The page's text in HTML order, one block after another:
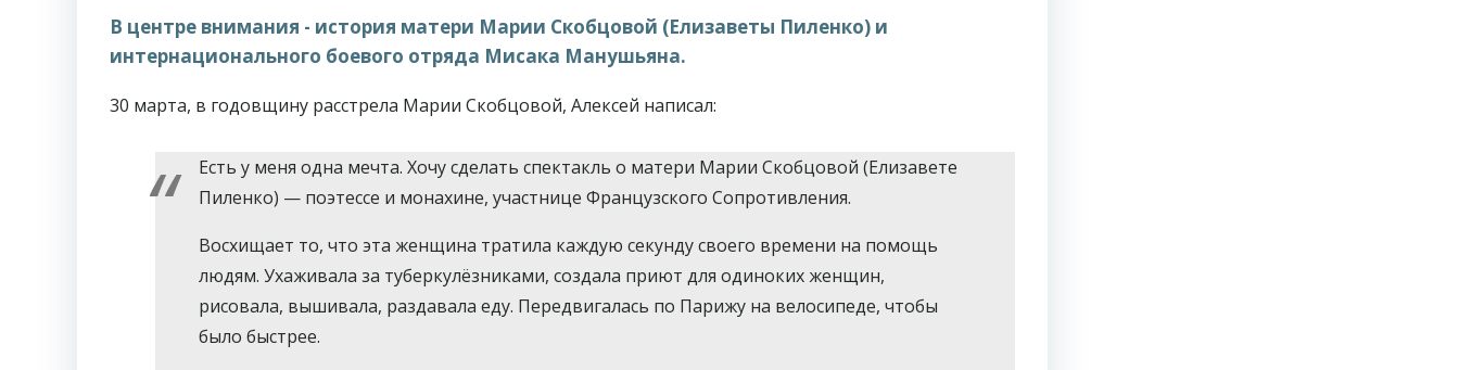
В центре внимания - история матери Марии Скобцовой (Елизаветы Пиленко) и
интернационального боевого отряда Мисака Манушьяна.
30 марта, в годовщину расстрела Марии Скобцовой, Алексей написал:
Есть у меня одна мечта. Хочу сделать спектакль о матери Марии Скобцовой (Елизавете
Пиленко) — поэтессе и монахине, участнице Французского Сопротивления.
Восхищает то, что эта женщина тратила каждую секунду своего времени на помощь
людям. Ухаживала за туберкулёзниками, создала приют для одиноких женщин,
рисовала, вышивала, раздавала еду. Передвигалась по Парижу на велосипеде, чтобы
было быстрее.